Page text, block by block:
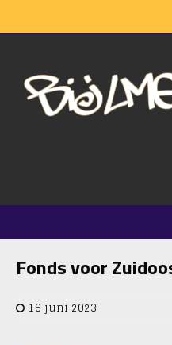
Fonds voor
16 juni 2023